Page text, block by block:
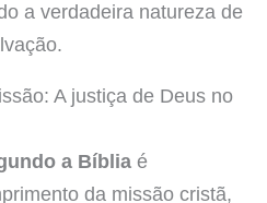
a verdadeira natureza de
A justiça de Deus no
a Bíbliaé
da missão cristã,